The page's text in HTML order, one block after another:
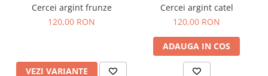
Cercei argint frunze
120,00 RON
VEZI VARIANTE
Cercei argint catel
120,00 RON
ADAUGA IN COS